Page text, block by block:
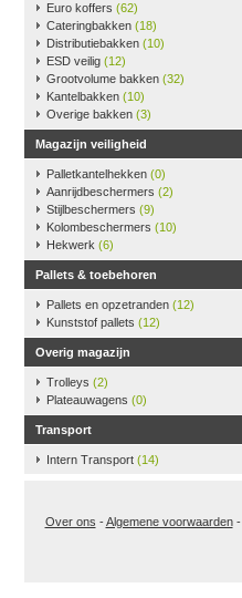
Euro koffers (62)
Cateringbakken (18)
Distributiebakken (10)
ESD veilig (12)
Grootvolume bakken (32)
Kantelbakken (10)
Overige bakken (3)
Magazijn veiligheid
Palletkantelhekken (0)
Aanrijdbeschermers (2)
Stijlbeschermers (9)
Kolombeschermers (10)
Hekwerk (6)
Pallets & toebehoren
Pallets en opzetranden (12)
Kunststof pallets (12)
Overig magazijn
Trolleys (2)
Plateauwagens (0)
Transport
Intern Transport (14)
Over ons -Algemene voorwaarden-